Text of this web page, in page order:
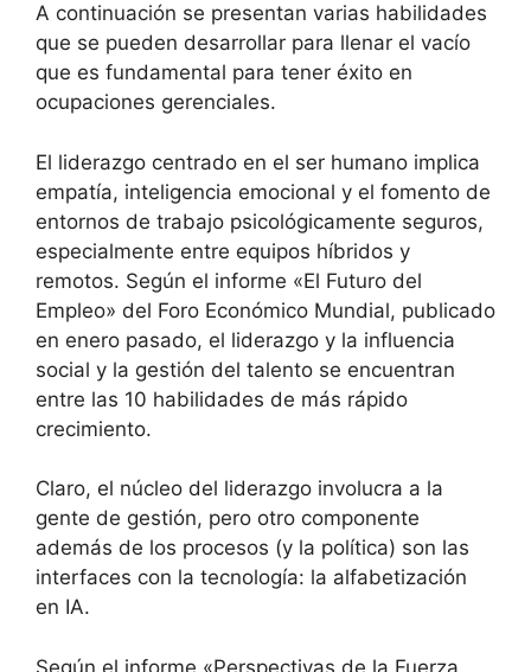
A continuación se presentan varias habilidades
que se pueden desarrollar para llenar el vacío
que es fundamental para tener éxito en
ocupaciones gerenciales.
El liderazgo centrado en el ser humano implica
empatía, inteligencia emocional y el fomento de
entornos de trabajo psicológicamente seguros,
especialmente entre equipos híbridos y
remotos. Según el informe «El Futuro del
Empleo» del Foro Económico Mundial, publicado
en enero pasado, el liderazgo y la influencia
social y la gestión del talento se encuentran
entre las 10 habilidades de más rápido
crecimiento.
Claro, el núcleo del liderazgo involucra a la
gente de gestión, pero otro componente
además de los procesos (y la política) son las
interfaces con la tecnología: la alfabetización
en IA.
Según el informe «Perspectivas de la Fuerza